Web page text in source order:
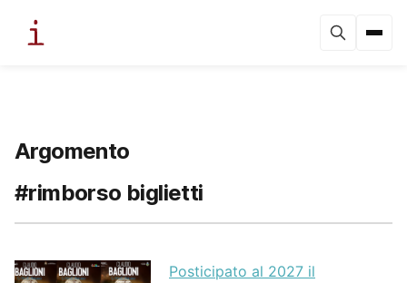
Argomento
#rimborso biglietti
Posticipato al 2027 il